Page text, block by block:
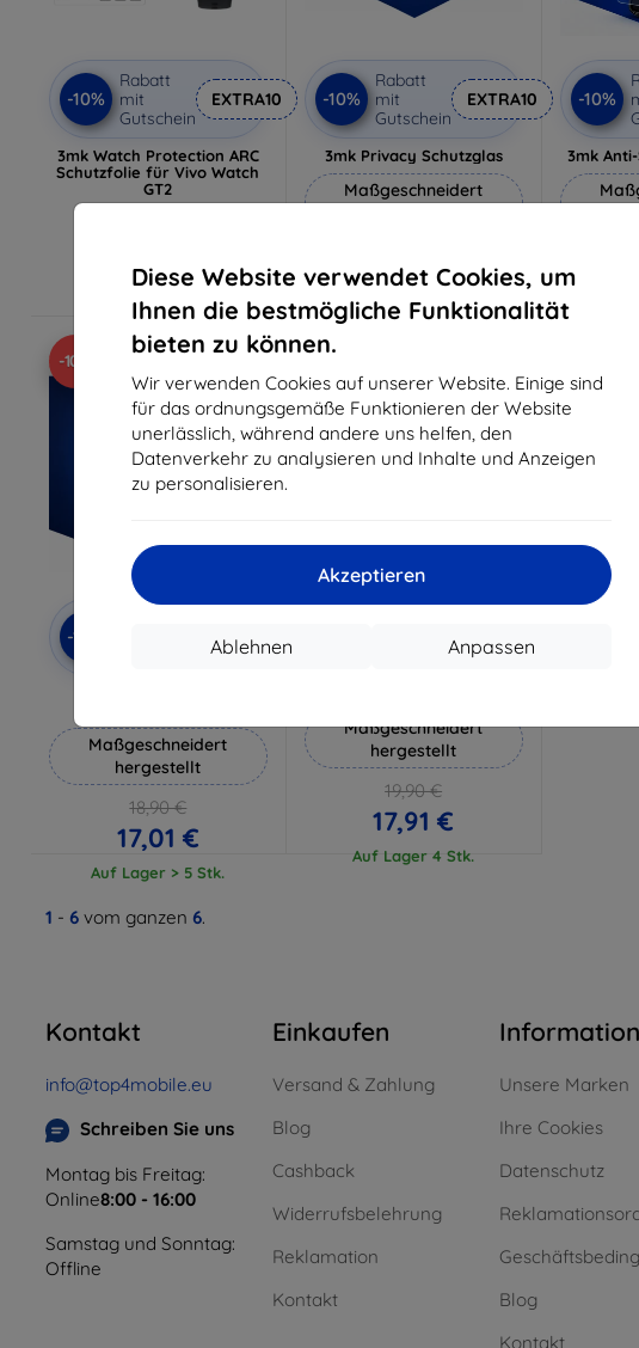
Diese Website verwendet Cookies, um
Ihnen die bestmögliche Funktionalität
bieten zu können.
Wir verwenden Cookies auf unserer Website. Einige sind
für das ordnungsgemäße Funktionieren der Website
unerlässlich, während andere uns helfen, den
Datenverkehr zu analysieren und Inhalte und Anzeigen
zu personalisieren.
Akzeptieren
Anpassen
Ablehnen
-10%
Rabatt
mit
Gutschein
EXTRA10
3mk Watch Protection ARC
Schutzfolie für Vivo Watch
GT2
10,90 €
Auf Lager > 5 Stk.
-10%
Rabatt
mit
Gutschein
EXTRA10
3mk Privacy Schutzglas
Maßgeschneidert
18,80 €
Auf Lager 3 Stk.
-10%
3mk
Auf
-10%
-10% EXTRA10
Maßgeschneidert
hergestellt
18,90 €
17,01 €
Auf Lager > 5 Stk.
Gutschein
Maßgeschneidert
hergestellt
19,90 €
17,91 €
Auf Lager 4 Stk.
1 - 6 vom ganzen 6.
Kontakt
info@top4mobile.eu
Schreiben Sie uns
Montag bis Freitag:
Online8:00 - 16:00
Samstag und Sonntag:
Offline
Einkaufen
Versand & Zahlung
Blog
Cashback
Widerrufsbelehrung
Reklamation
Kontakt
Information
Unsere Marken
Ihre Cookies
Datenschutz
Blog
Kontakt